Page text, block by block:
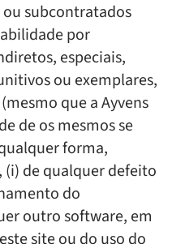
ou subcontratados
por
especiais,
ou exemplares,
que a Ayvens
de os mesmos se
forma,
de qualquer defeito
do
outro software, em
site ou do uso do